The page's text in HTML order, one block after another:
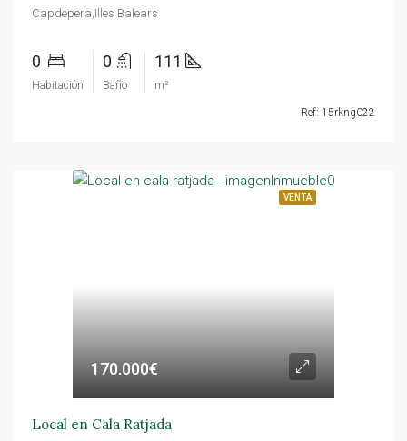
Capdepera,Illes Balears
0
Habitación
0
Baño
111
m²
Ref: 15rkng022
VENTA
170.000€
Local en Cala Ratjada